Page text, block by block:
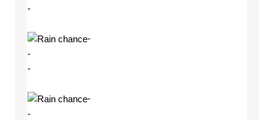
-
-
-
-
-
-